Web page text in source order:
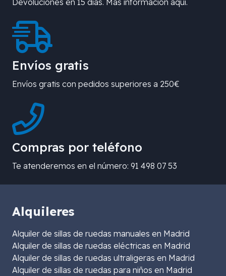
Envíos gratis
Envíos gratis con pedidos superiores a 250€
Compras por teléfono
Te atenderemos en el número: 91 498 07 53
Alquileres
Alquiler de sillas de ruedas manuales en Madrid
Alquiler de sillas de ruedas eléctricas en Madrid
Alquiler de sillas de ruedas ultraligeras en Madrid
Alquiler de sillas de ruedas para niños en Madrid